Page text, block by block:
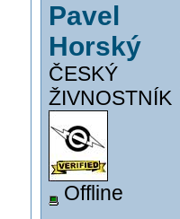
Pavel
Horský
ČESKÝ
ŽIVNOSTNÍK
Offline